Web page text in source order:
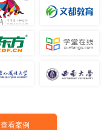
查看案例